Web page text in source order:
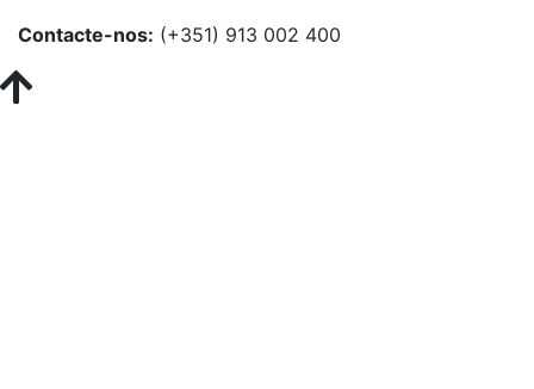
Contacte-nos: (+351) 913 002 400